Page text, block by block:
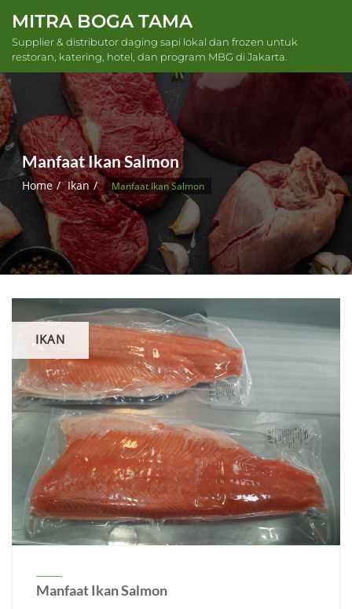
content
MITRA BOGA TAMA
Supplier & distributor daging sapi lokal dan frozen untuk
restoran, katering, hotel, dan program MBG di Jakarta.
Manfaat Ikan Salmon
Home Ikan Manfaat Ikan Salmon
IKAN
Manfaat Ikan Salmon